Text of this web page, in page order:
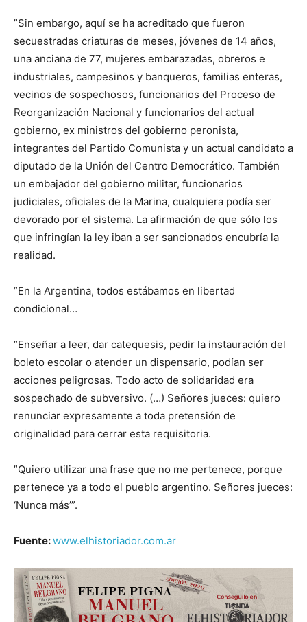
”Sin embargo, aquí se ha acreditado que fueron
secuestradas criaturas de meses, jóvenes de 14 años,
una anciana de 77, mujeres embarazadas, obreros e
industriales, campesinos y banqueros, familias enteras,
vecinos de sospechosos, funcionarios del Proceso de
Reorganización Nacional y funcionarios del actual
gobierno, ex ministros del gobierno peronista,
integrantes del Partido Comunista y un actual candidato a
diputado de la Unión del Centro Democrático. También
un embajador del gobierno militar, funcionarios
judiciales, oficiales de la Marina, cualquiera podía ser
devorado por el sistema. La afirmación de que sólo los
que infringían la ley iban a ser sancionados encubría la
realidad.
”En la Argentina, todos estábamos en libertad
condicional…
”Enseñar a leer, dar catequesis, pedir la instauración del
boleto escolar o atender un dispensario, podían ser
acciones peligrosas. Todo acto de solidaridad era
sospechado de subversivo. (…) Señores jueces: quiero
renunciar expresamente a toda pretensión de
originalidad para cerrar esta requisitoria.
”Quiero utilizar una frase que no me pertenece, porque
pertenece ya a todo el pueblo argentino. Señores jueces:
‘Nunca más’”.
Fuente:www.elhistoriador.com.ar